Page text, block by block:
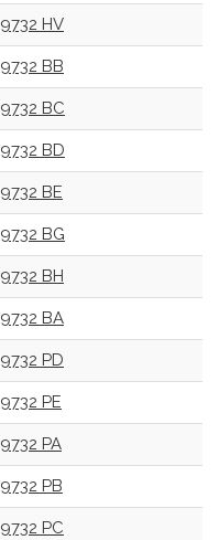
9732 HV
9732 BB
9732 BC
9732 BD
9732 BE
9732 BG
9732 BH
9732 BA
9732 PD
9732 PE
9732 PA
9732 PB
9732 PC